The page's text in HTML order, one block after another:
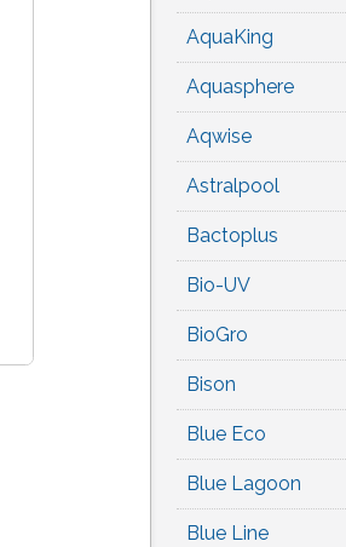
AquaKing
Aquasphere
Aqwise
Astralpool
Bactoplus
Bio-UV
BioGro
Bison
Blue Eco
Blue Lagoon
Blue Line